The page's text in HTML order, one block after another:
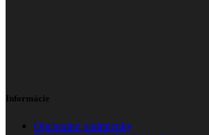
Informácie
Obchodné podmienky